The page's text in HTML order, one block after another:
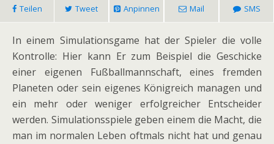
Teilen Tweet Anpinnen Mail SMS
In einem Simulationsgame hat der Spieler die volle
Kontrolle: Hier kann Er zum Beispiel die Geschicke
einer eigenen Fußballmannschaft, eines fremden
Planeten oder sein eigenes Königreich managen und
ein mehr oder weniger erfolgreicher Entscheider
werden. Simulationsspiele geben einem die Macht, die
man im normalen Leben oftmals nicht hat und genau